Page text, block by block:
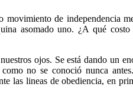
de independencia
asomado uno. ¿A qué
ojos. Se está dando un
como no se conoció nunca
las lineas de obediencia, en